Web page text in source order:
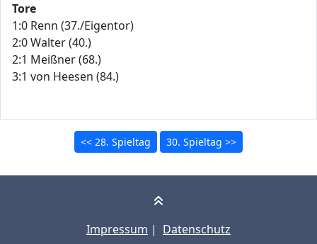
Tore
1:0 Renn (37./Eigentor)
2:0 Walter (40.)
2:1 Meißner (68.)
3:1 von Heesen (84.)
<< 28. Spieltag 30. Spieltag >>
Impressum | Datenschutz